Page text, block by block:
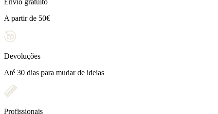
A partir de 50€
Devoluções
Até 30 dias para mudar de ideias
Profissionais